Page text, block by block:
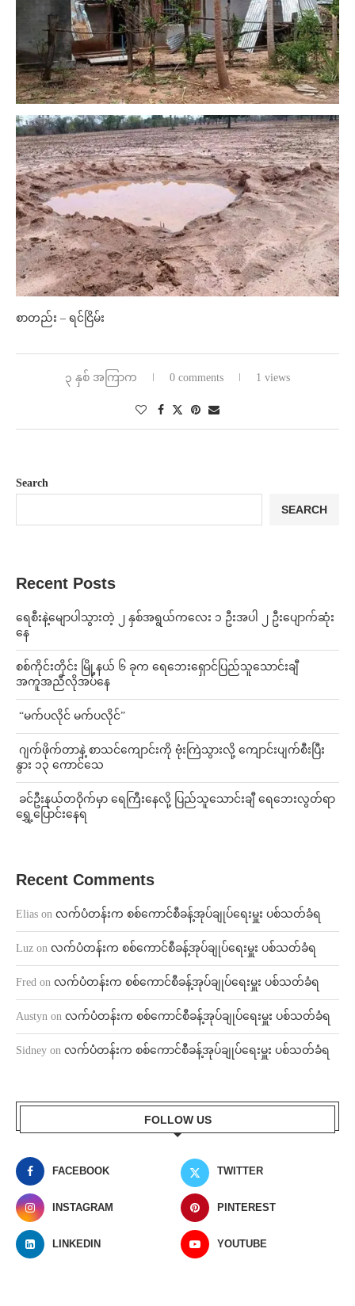
စာတည်း – ရင်ငြိမ်း
၃ နှစ် အကြာက 0 comments 1 views
Search
SEARCH
Recent Posts
ရေစီးနဲ့မျောပါသွားတဲ့ ၂ နှစ်အရွယ်ကလေး ၁ ဦးအပါ ၂ ဦးပျောက်ဆုံး
နေ
စစ်ကိုင်းတိုင်း မြို့နယ် ၆ ခုက ရေဘေးရှောင်ပြည်သူသောင်းချီ
အကူအညီလိုအပ်နေ
⁨ ⁨“မက်ပလိုင် မက်ပလိုင်”
⁨⁩ ⁨ဂျက်ဖိုက်တာနဲ့ စာသင်ကျောင်းကို ဗုံးကြဲသွားလို့ ကျောင်းပျက်စီးပြီး
နွား ၁၃ ကောင်သေ
⁩ ⁨ခင်ဦးနယ်တဝိုက်မှာ ရေကြီးနေလို့ ပြည်သူသောင်းချီ ရေဘေးလွတ်ရာ
ရွှေ့ပြောင်းနေရ
Recent Comments
Elias on လက်ပံတန်းက စစ်ကောင်စီခန့်အုပ်ချုပ်ရေးမှူး ပစ်သတ်ခံရ
Luz on လက်ပံတန်းက စစ်ကောင်စီခန့်အုပ်ချုပ်ရေးမှူး ပစ်သတ်ခံရ
Fred on လက်ပံတန်းက စစ်ကောင်စီခန့်အုပ်ချုပ်ရေးမှူး ပစ်သတ်ခံရ
Austyn on လက်ပံတန်းက စစ်ကောင်စီခန့်အုပ်ချုပ်ရေးမှူး ပစ်သတ်ခံရ
Sidney on လက်ပံတန်းက စစ်ကောင်စီခန့်အုပ်ချုပ်ရေးမှူး ပစ်သတ်ခံရ
FOLLOW US
FACEBOOK TWITTER
INSTAGRAM PINTEREST
LINKEDIN YOUTUBE